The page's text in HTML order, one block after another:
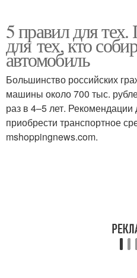
мужчиной
5 правил для
для тех, кто
автомобиль
Большинство российских
машины около 700 тыс.
раз в 4–5 лет. Рекомендации
приобрести транспортное
mshoppingnews.com.